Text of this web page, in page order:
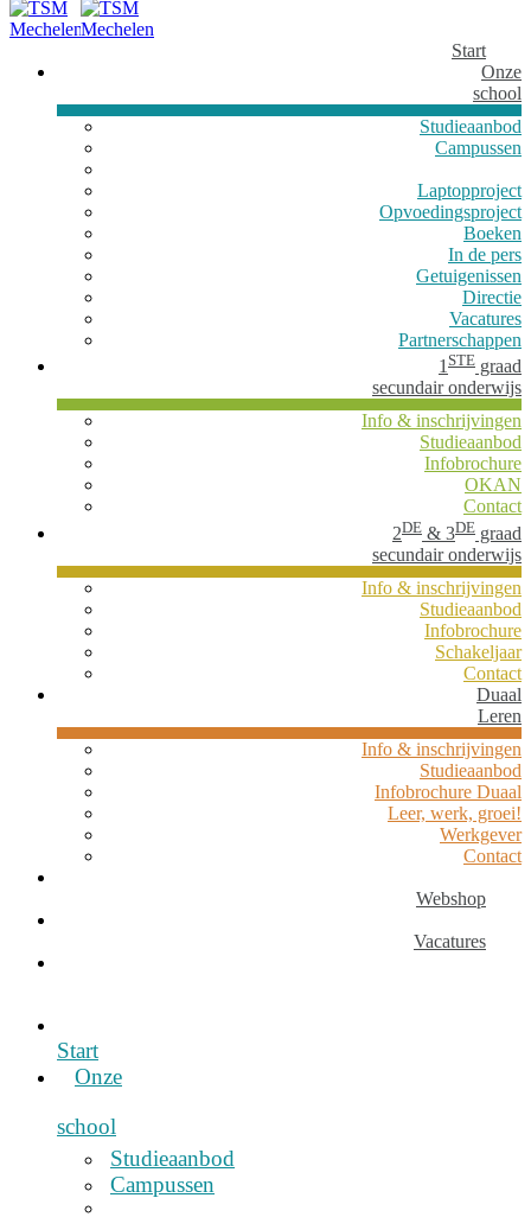
Start
Onze
school
Studieaanbod
Campussen
Laptopproject
Opvoedingsproject
Boeken
In de pers
Getuigenissen
Directie
Vacatures
Partnerschappen
1 STE graad
secundair onderwijs
Info & inschrijvingen
Studieaanbod
Infobrochure
OKAN
Contact
2DE & 3DE graad
secundair onderwijs
Info & inschrijvingen
Studieaanbod
Infobrochure
Schakeljaar
Contact
Duaal
Leren
Info & inschrijvingen
Studieaanbod
Infobrochure Duaal
Leer, werk, groei!
Werkgever
Contact
Webshop
Vacatures
Start
Onze
school
Studieaanbod
Campussen